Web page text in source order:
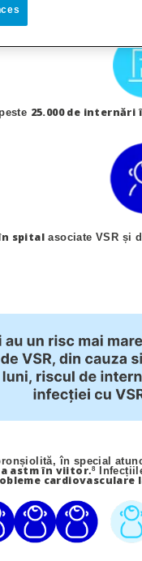
cu VSR în primii 2
mai frecventă cauză de
25.000 de internări
spital asociate VSR și
în special
astm în viitor.8
cardiovasculare